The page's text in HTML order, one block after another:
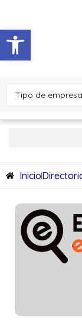
Abrir barra de
Inicio